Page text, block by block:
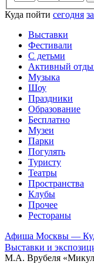
Куда пойти сегодня
Выставки
Фестивали
С детьми
Активный
Музыка
Шоу
Праздники
Образование
Бесплатно
Музеи
Парки
Погулять
Туристу
Театры
Пространства
Клубы
Прочее
Рестораны
Афиша Москвы —
Выставки и
М.А. Врубеля